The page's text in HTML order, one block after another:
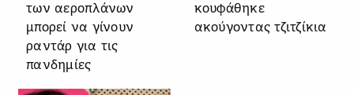
των αεροπλάνων
μπορεί να γίνουν
ραντάρ για τις
πανδημίες
κουφάθηκε
ακούγοντας τζιτζίκια